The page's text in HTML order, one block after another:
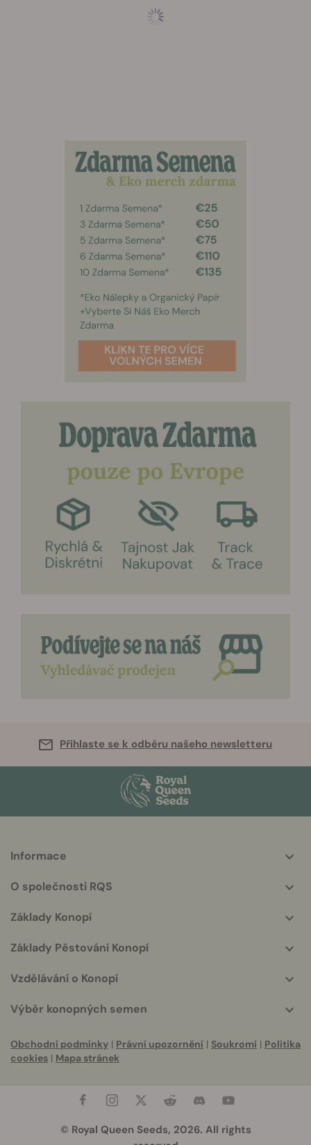
Přihlaste se k odběru našeho newsletteru
info
Informace
O společnosti RQS
Základy Konopí
Základy Pěstování Konopí
Vzdělávání o Konopí
Výběr konopných semen
Obchodní podmínky | Právní upozornění | Soukromí | Politika
cookies | Mapa stránek
© Royal Queen Seeds, 2026. All rights